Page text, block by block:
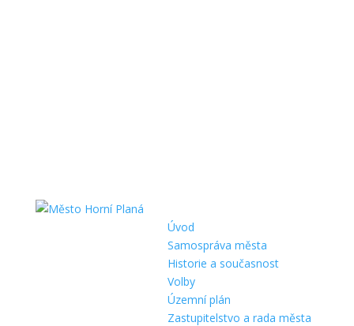
Úvod
Samospráva města
Historie a současnost
Volby
Územní plán
Zastupitelstvo a rada města